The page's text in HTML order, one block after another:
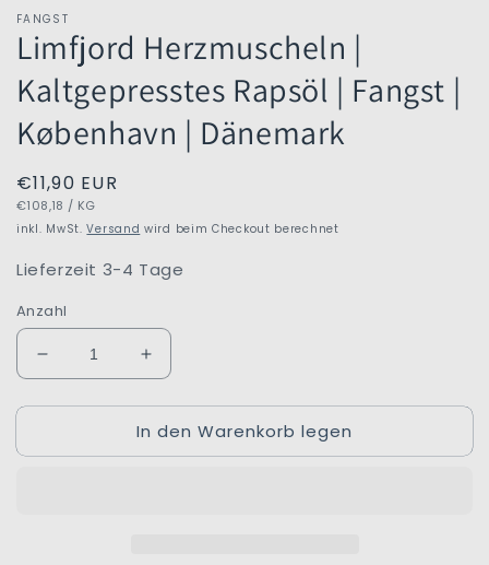
FANGST
Limfjord Herzmuscheln |
Kaltgepresstes Rapsöl | Fangst |
København | Dänemark
Normaler
Preis
€11,90 EUR
GRUNDPREIS
€108,18 / PRO
KG
inkl. MwSt.Versand wird beim Checkout berechnet
Lieferzeit 3-4 Tage
Anzahl
Verringere
die
Menge
Limfjord
Erhöhe
die
Menge
für
Limfjord
In den Warenkorb legen